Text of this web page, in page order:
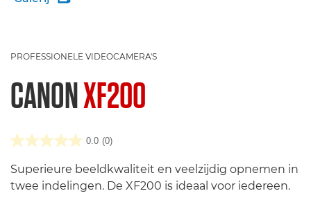
PROFESSIONELE VIDEOCAMERA'S
CANONXF200
0.0 (0)
Superieure beeldkwaliteit en veelzijdig opnemen in
twee indelingen. De XF200 is ideaal voor iedereen.